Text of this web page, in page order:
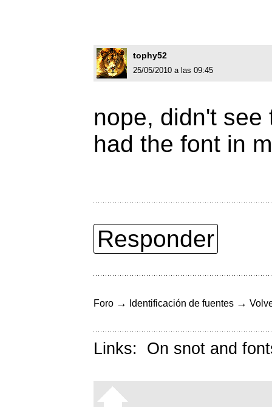
tophy52
25/05/2010 a las 09:45
nope, didn't see
had the font in
Responder
Foro → Identificación de fuentes →
Links: On snot and